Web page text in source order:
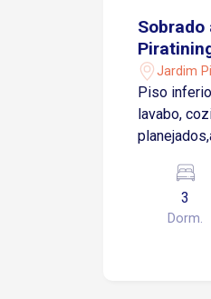
Sobrado
Jardim
Piso
lavabo,
planejados,area de
descobertas Piso superior: 3
sendo 1
hidro e wc
3
Dorm.